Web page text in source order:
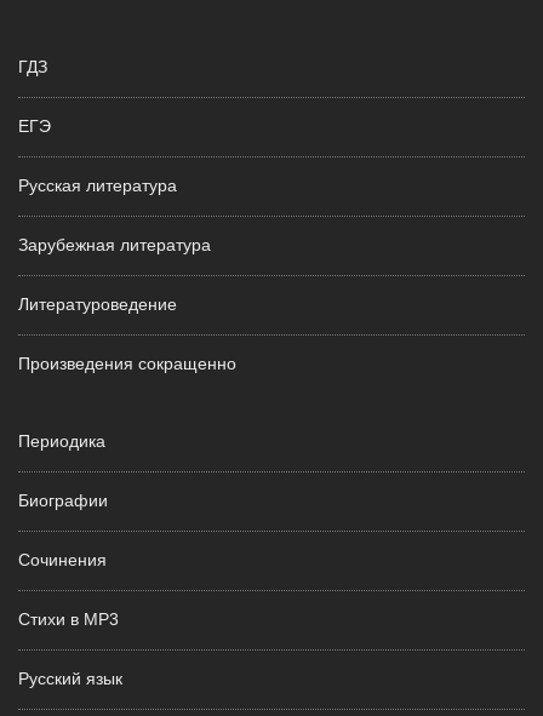
ГДЗ
ЕГЭ
Русская литература
Зарубежная литература
Литературоведение
Произведения сокращенно
Периодика
Биографии
Сочинения
Стихи в MP3
Русский язык